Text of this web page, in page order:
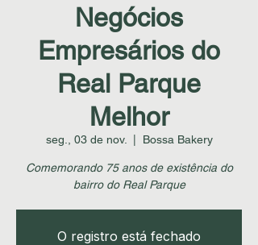
Negócios
Empresários do
Real Parque
Melhor
seg., 03 de nov. Bossa Bakery
Comemorando 75 anos de existência do
bairro do Real Parque
O registro está fechado